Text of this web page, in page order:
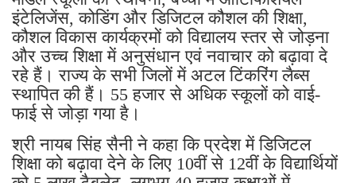
इंटेलिजेंस, कोडिंग और डिजिटल कौशल की शिक्षा,
कौशल विकास कार्यक्रमों को विद्यालय स्तर से जोड़ना
और उच्च शिक्षा में अनुसंधान एवं नवाचार को बढ़ावा दे
रहे हैं। राज्य के सभी जिलों में अटल टिंकरिंग लैब्स
स्थापित की हैं। 55 हजार से अधिक स्कूलों को वाई-
फाई से जोड़ा गया है।
श्री नायब सिंह सैनी ने कहा कि प्रदेश में डिजिटल
शिक्षा को बढ़ावा देने के लिए 10वीं से 12वीं के विद्यार्थियों